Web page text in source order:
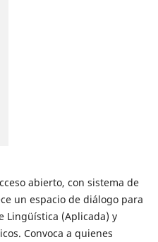
abierto, con sistema de
un espacio de diálogo para
Lingüística (Aplicada) y
Convoca a quienes